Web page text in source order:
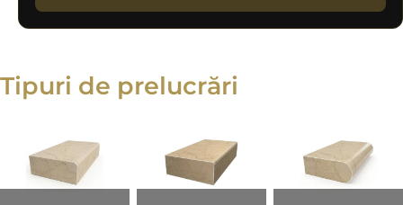
Tipuri de prelucrări